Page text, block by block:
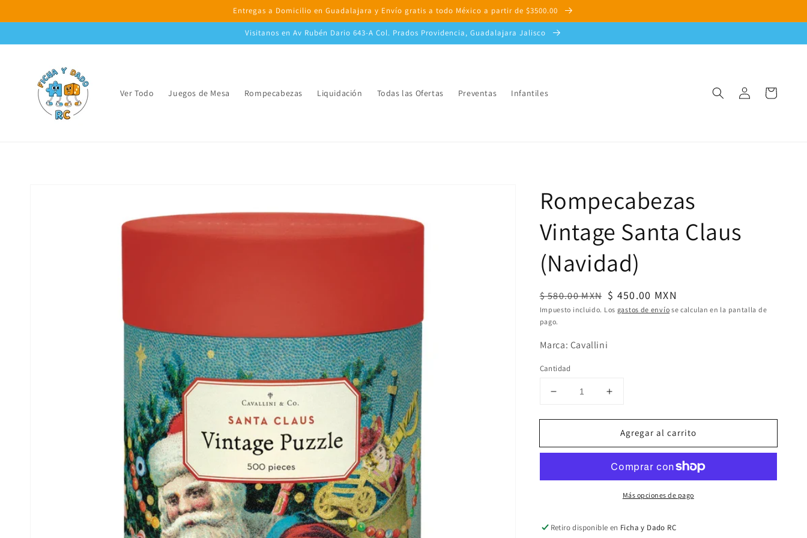
al contenido
Entregas a Domicilio en Guadalajara y Envío gratis a todo México a partir de $3500.00
Visitanos en Av Rubén Dario 643-A Col. Prados Providencia, Guadalajara Jalisco
Ver Todo Juegos de Mesa Rompecabezas Liquidación Todas las Ofertas Preventas Infantiles
Iniciar
sesión
Carrito
Rompecabezas
Vintage Santa Claus
(Navidad)
Precio
habitual
$ 580.00 MXN
Precio
de
oferta
$ 450.00 MXN
Impuesto incluido. Los gastos de envío se calculan en la pantalla de
pago.
Marca: Cavallini
Cantidad
Reducir
para
Rompecabezas
Vintage
Aumentar
para
Rompecabezas
Vintage
Claus
Agregar al carrito
Más opciones de pago
Retiro disponible en Ficha y Dado RC